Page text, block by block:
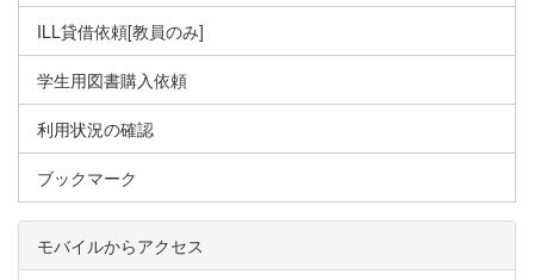
ILL貸借依頼[教員のみ]
学生用図書購入依頼
利用状況の確認
ブックマーク
モバイルからアクセス